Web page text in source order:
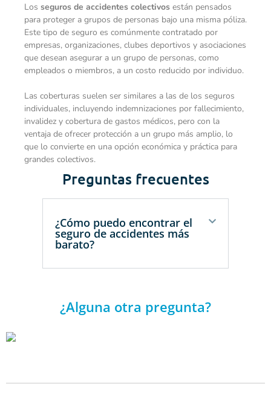
Los seguros de accidentes colectivos están pensados
para proteger a grupos de personas bajo una misma póliza.
Este tipo de seguro es comúnmente contratado por
empresas, organizaciones, clubes deportivos y asociaciones
que desean asegurar a un grupo de personas, como
empleados o miembros, a un costo reducido por individuo.
Las coberturas suelen ser similares a las de los seguros
individuales, incluyendo indemnizaciones por fallecimiento,
invalidez y cobertura de gastos médicos, pero con la
ventaja de ofrecer protección a un grupo más amplio, lo
que lo convierte en una opción económica y práctica para
grandes colectivos.
Preguntas frecuentes
¿Cómo puedo encontrar el
seguro de accidentes más
barato?
¿Alguna otra pregunta?